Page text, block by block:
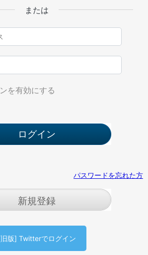
または
を有効にする
パスワードを忘れた方
新規登録
版] Twitterでログイン